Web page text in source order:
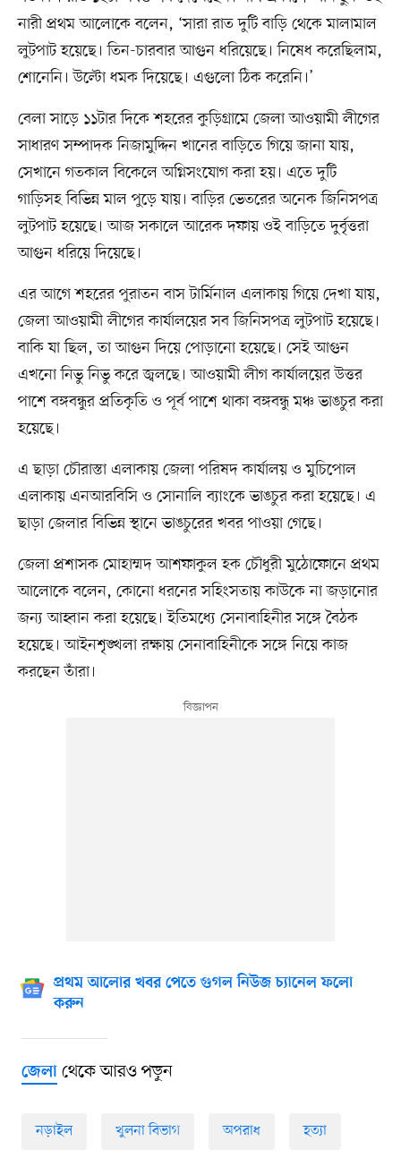
নারী প্রথম আলোকে বলেন, ‘সারা রাত দুটি বাড়ি থেকে মালামাল
লুটপাট হয়েছে। তিন-চারবার আগুন ধরিয়েছে। নিষেধ করেছিলাম,
শোনেনি। উল্টো ধমক দিয়েছে। এগুলো ঠিক করেনি।’
বেলা সাড়ে ১১টার দিকে শহরের কুড়িগ্রামে জেলা আওয়ামী লীগের
সাধারণ সম্পাদক নিজামুদ্দিন খানের বাড়িতে গিয়ে জানা যায়,
সেখানে গতকাল বিকেলে অগ্নিসংযোগ করা হয়। এতে দুটি
গাড়িসহ বিভিন্ন মাল পুড়ে যায়। বাড়ির ভেতরের অনেক জিনিসপত্র
লুটপাট হয়েছে। আজ সকালে আরেক দফায় ওই বাড়িতে দুর্বৃত্তরা
আগুন ধরিয়ে দিয়েছে।
এর আগে শহরের পুরাতন বাস টার্মিনাল এলাকায় গিয়ে দেখা যায়,
জেলা আওয়ামী লীগের কার্যালয়ের সব জিনিসপত্র লুটপাট হয়েছে।
বাকি যা ছিল, তা আগুন দিয়ে পোড়ানো হয়েছে। সেই আগুন
এখনো নিভু নিভু করে জ্বলছে। আওয়ামী লীগ কার্যালয়ের উত্তর
পাশে বঙ্গবন্ধুর প্রতিকৃতি ও পূর্ব পাশে থাকা বঙ্গবন্ধু মঞ্চ ভাঙচুর করা
হয়েছে।
এ ছাড়া চৌরাস্তা এলাকায় জেলা পরিষদ কার্যালয় ও মুচিপোল
এলাকায় এনআরবিসি ও সোনালি ব্যাংকে ভাঙচুর করা হয়েছে। এ
ছাড়া জেলার বিভিন্ন স্থানে ভাঙচুরের খবর পাওয়া গেছে।
জেলা প্রশাসক মোহাম্মদ আশফাকুল হক চৌধুরী মুঠোফোনে প্রথম
আলোকে বলেন, কোনো ধরনের সহিংসতায় কাউকে না জড়ানোর
জন্য আহ্বান করা হয়েছে। ইতিমধ্যে সেনাবাহিনীর সঙ্গে বৈঠক
হয়েছে। আইনশৃঙ্খলা রক্ষায় সেনাবাহিনীকে সঙ্গে নিয়ে কাজ
করছেন তাঁরা।
প্রথম আলোর খবর পেতে গুগল নিউজ চ্যানেল ফলো
করুন
জেলাথেকে আরও পড়ুন
নড়াইল খুলনা বিভাগ অপরাধ হত্যা